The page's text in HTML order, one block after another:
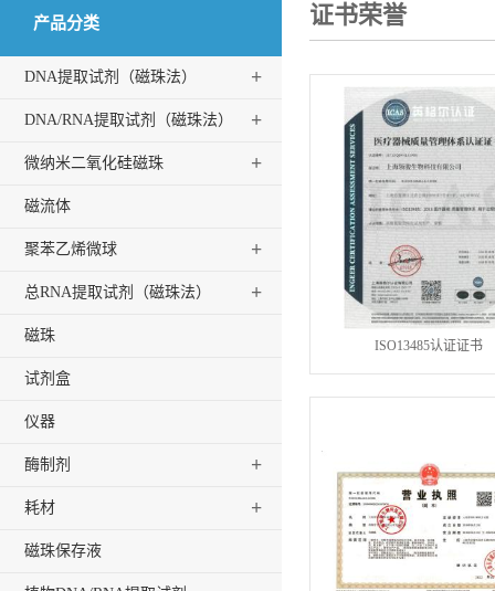
产品分类
DNA提取试剂（磁珠法） +
DNA/RNA提取试剂（磁珠法） +
微纳米二氧化硅磁珠 +
磁流体
聚苯乙烯微球 +
总RNA提取试剂（磁珠法） +
磁珠
试剂盒
仪器
酶制剂 +
耗材 +
磁珠保存液
证书荣誉
ISO13485认证证书